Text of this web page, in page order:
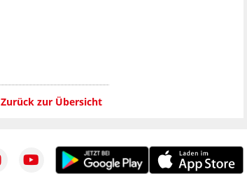
Zurück zur Übersicht